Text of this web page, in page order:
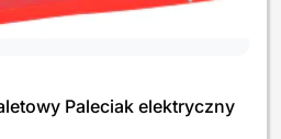
Paleciak elektryczny